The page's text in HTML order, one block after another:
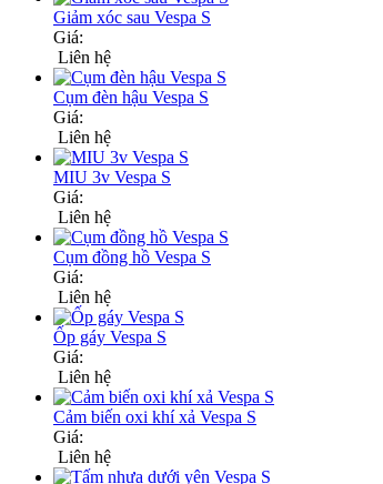
Giảm xóc sau Vespa S
Giá:
Liên hệ
Cụm đèn hậu Vespa S
Giá:
Liên hệ
MIU 3v Vespa S
Giá:
Liên hệ
Cụm đồng hồ Vespa S
Giá:
Liên hệ
Ốp gáy Vespa S
Giá:
Liên hệ
Cảm biến oxi khí xả Vespa S
Giá:
Liên hệ